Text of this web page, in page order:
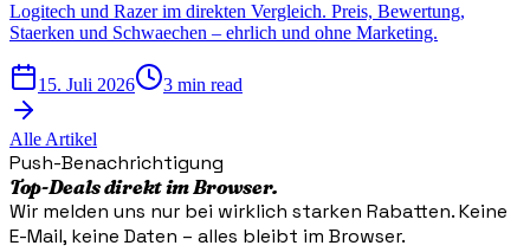
Logitech und Razer im direkten Vergleich. Preis, Bewertung,
Staerken und Schwaechen – ehrlich und ohne Marketing.
15. Juli 2026 3 min read
Alle Artikel
Push-Benachrichtigung
Top-Deals direkt im Browser.
Wir melden uns nur bei wirklich starken Rabatten. Keine
E-Mail, keine Daten – alles bleibt im Browser.